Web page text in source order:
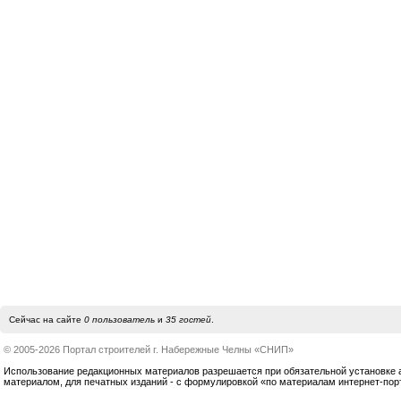
Сейчас на сайте 0 пользовательи 35 гостей.
© 2005-2026 Портал строителей г. Набережные Челны «СНИП»
Использование редакционных материалов разрешается при обязательной установке
материалом, для печатных изданий - с формулировкой «по материалам интернет-